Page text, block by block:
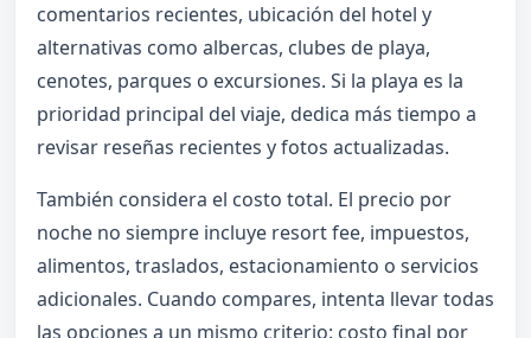
comentarios recientes, ubicación del hotel y
alternativas como albercas, clubes de playa,
cenotes, parques o excursiones. Si la playa es la
prioridad principal del viaje, dedica más tiempo a
revisar reseñas recientes y fotos actualizadas.
También considera el costo total. El precio por
noche no siempre incluye resort fee, impuestos,
alimentos, traslados, estacionamiento o servicios
adicionales. Cuando compares, intenta llevar todas
las opciones a un mismo criterio: costo final por